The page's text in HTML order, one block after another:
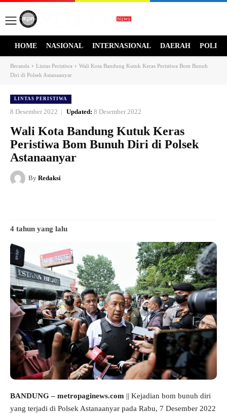
HOME NASIONAL INTERNASIONAL DAERAH
Beranda Lintas Peristiwa
Wali Kota Bandung Kutuk Keras Peristiwa Bom Bunuh
Diri di Polsek Astanaanyar
LINTAS PERISTIWA
8 Desember 2022 Updated: 8 Desember 2022
Wali Kota Bandung Kutuk Keras
Peristiwa Bom Bunuh Diri di Polsek
Astanaanyar
By Redaksi
4 tahun yang lalu
BANDUNG – metropaginews.com || Kejadian bom bunuh diri
yang terjadi di Polsek Astanaanyar pada Rabu, 7 Desember 2022